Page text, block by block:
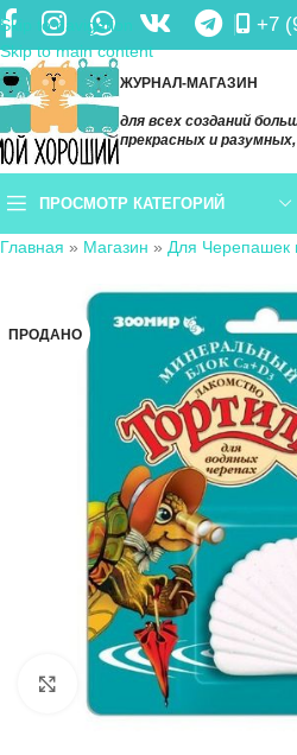
Skip to navigation
Skip to main content
+7
ЖУРНАЛ-МАГАЗИН
для всех созданий
прекрасных и
ПРОСМОТР КАТЕГОРИЙ
Главная » Магазин » Для Черепашек
ПРОДАНО
Нажмите, чтобы увеличить